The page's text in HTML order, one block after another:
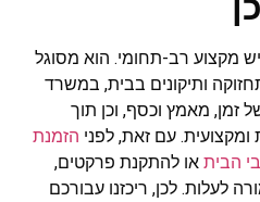
מקצוע רב-תחומי. הוא מסוגל
ותיקונים בבית, במשרד
זמן, מאמץ וכסף, וכן תוך
עם זאת, לפני הזמנת
הבית או להתקנת פרקטים,
לעלות. לכן, ריכזנו עבורכם